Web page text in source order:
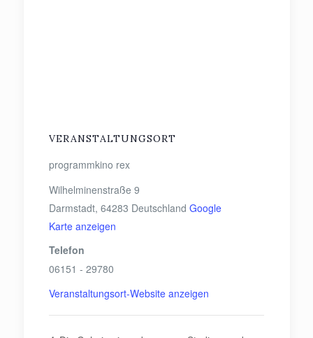
VERANSTALTUNGSORT
programmkino rex
Wilhelminenstraße 9
Darmstadt, 64283 Deutschland Google
Karte anzeigen
Telefon
06151 - 29780
Veranstaltungsort-Website anzeigen